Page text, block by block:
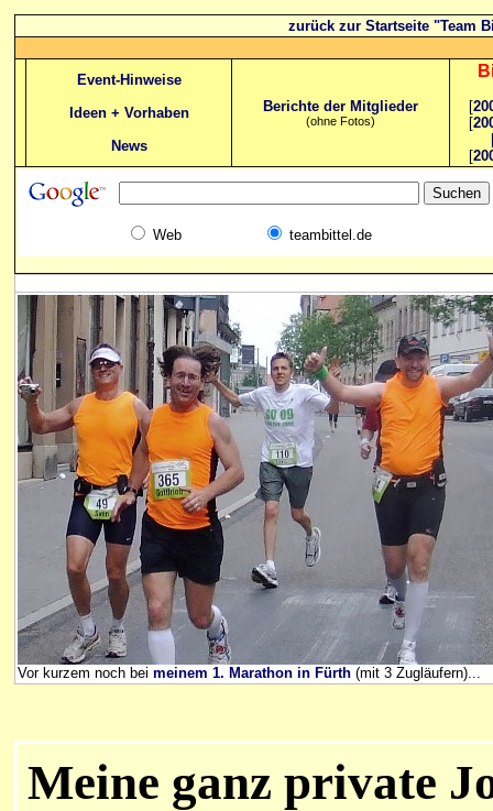
zurück zur Startseite "Team
Event-Hinweise
Ideen + Vorhaben
News
Berichte der Mitglieder
(ohne Fotos)
[
[
[
Web teambittel.de
Vor kurzem noch bei meinem 1. Marathon in Fürth (mit 3 Zugläufern)...
Meine ganz private